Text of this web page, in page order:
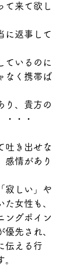
て来て欲し
に返事して
ているのに
なく携帯ば
り、貴方の
・・・
吐き出せな
感情があり
寂しい」や
た女性も、
ングポイン
優先され、
伝える行